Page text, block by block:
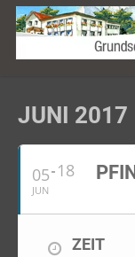
JUNI 2017
05
JUN
18
ZEIT